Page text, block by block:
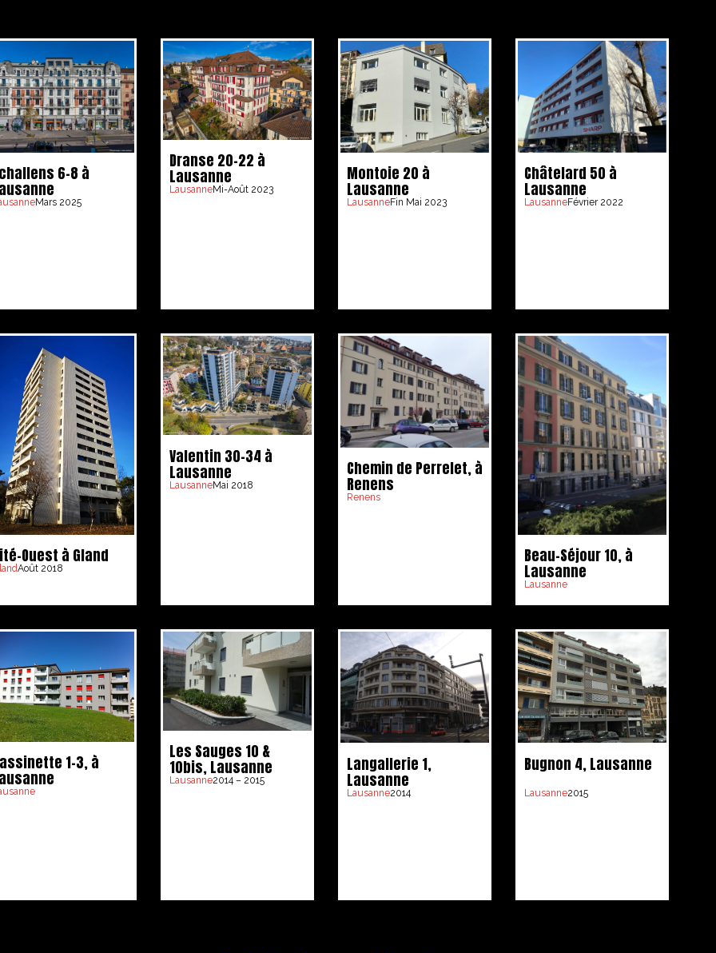
6-8 à
Mars 2025
Dranse 20-22 à
Lausanne
LausanneMi-Août 2023
Montoie 20 à
Lausanne
LausanneFin Mai 2023
Châtelard 50 à
Lausanne
LausanneFévrier 2022
Ouest à Gland
Août 2018
Valentin 30-34 à
Lausanne
LausanneMai 2018
Chemin de Perrelet, à
Renens
Renens
Beau-Séjour 10, à
Lausanne
Lausanne
1-3, à
Les Sauges 10 &
10bis, Lausanne
Lausanne2014 – 2015
Langallerie 1,
Lausanne
Lausanne2014
Bugnon 4, Lausanne
Lausanne2015